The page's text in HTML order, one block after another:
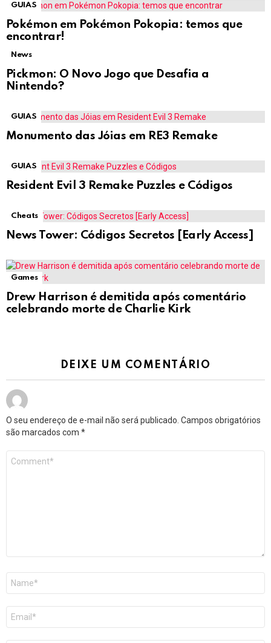
GUIAS
Pokémon em Pokémon Pokopia: temos que
encontrar!
News
Pickmon: O Novo Jogo que Desafia a
Nintendo?
GUIAS
Monumento das Jóias em RE3 Remake
GUIAS
Resident Evil 3 Remake Puzzles e Códigos
Cheats
News Tower: Códigos Secretos [Early Access]
Games
Drew Harrison é demitida após comentário
celebrando morte de Charlie Kirk
DEIXE UM COMENTÁRIO
O seu endereço de e-mail não será publicado. Campos obrigatórios
são marcados com *
mail
*